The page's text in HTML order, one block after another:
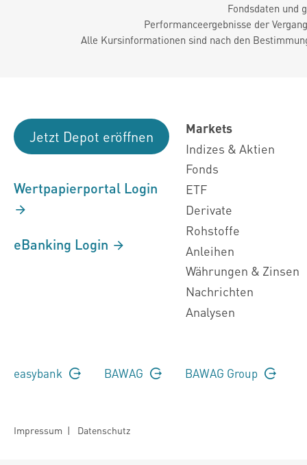
Fondsdaten und
Performanceergebnisse der
Alle Kursinformationen sind nach den
Jetzt Depot eröffnen
Wertpapierportal Login
eBanking Login
Markets
Indizes & Aktien
Fonds
ETF
Derivate
Rohstoffe
Anleihen
Währungen & Zinsen
Nachrichten
Analysen
easybank BAWAG BAWAG Group
Impressum | Datenschutz